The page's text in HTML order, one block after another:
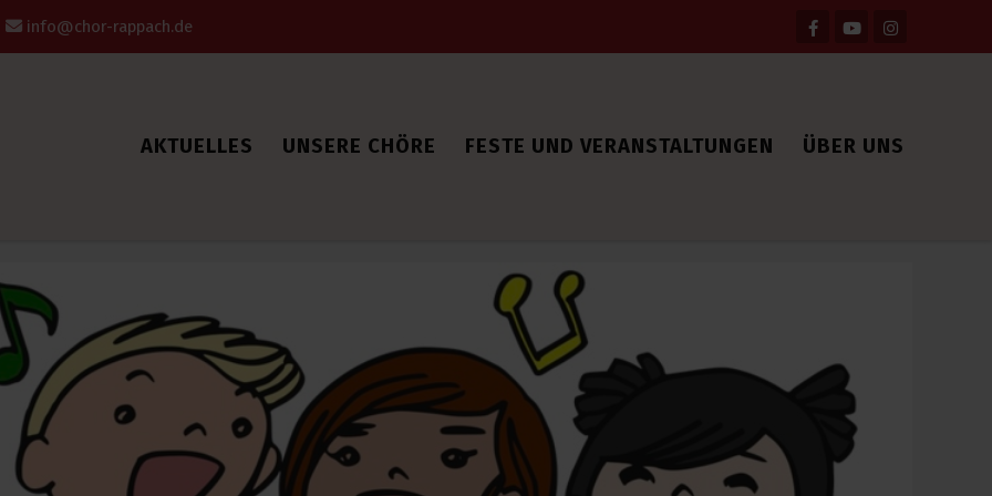
info@chor-rappach.de
AKTUELLES UNSERE CHÖRE FESTE UND VERANSTALTUNGEN ÜBER UNS